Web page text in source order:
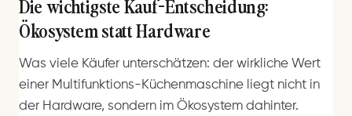
Die wichtigste Kauf-Entscheidung:
Ökosystem statt Hardware
Was viele Käufer unterschätzen: der wirkliche Wert
einer Multifunktions-Küchenmaschine liegt nicht in
der Hardware, sondern im Ökosystem dahinter.